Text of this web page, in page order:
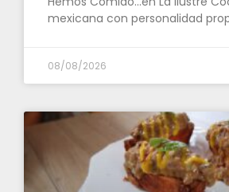
mexicana con personalidad
08/08/2026